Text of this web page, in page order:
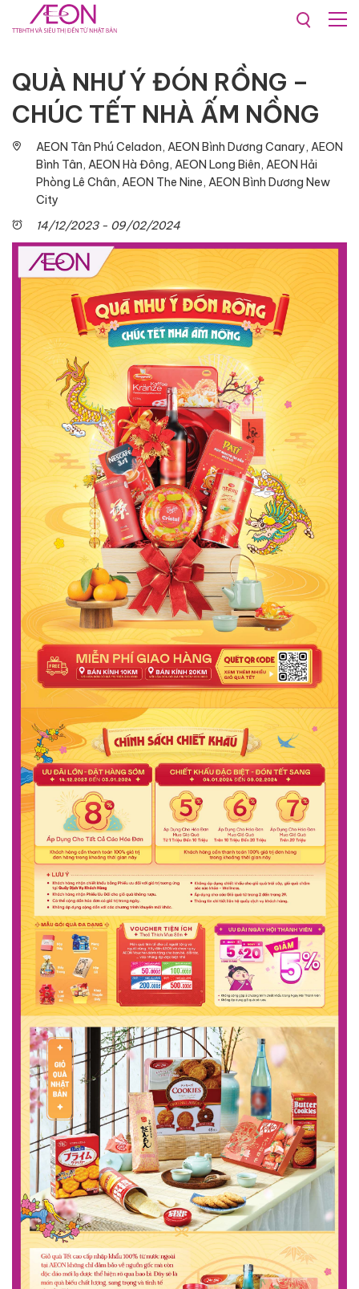
Khuyến mãi & Sự kiện
QUÀ NHƯ Ý ĐÓN RỒNG –
CHÚC TẾT NHÀ ẤM NỒNG
AEON Tân Phú Celadon, AEON Bình Dương Canary, AEON
Bình Tân, AEON Hà Đông, AEON Long Biên, AEON Hải
Phòng Lê Chân, AEON The Nine, AEON Bình Dương New
City
14/12/2023 - 09/02/2024